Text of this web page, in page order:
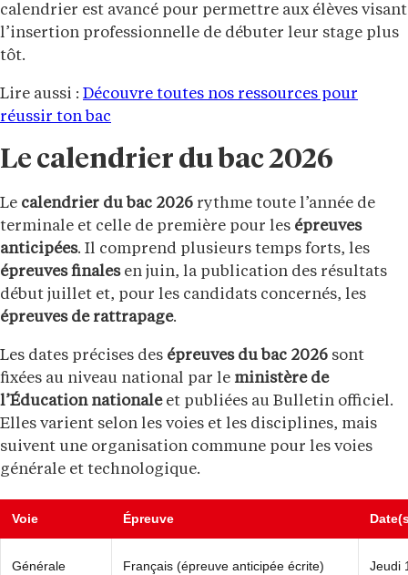
calendrier est avancé pour permettre aux élèves visant
l’insertion professionnelle de débuter leur stage plus
tôt.
Lire aussi : Découvre toutes nos ressources pour
réussir ton bac
Le calendrier du bac 2026
Le calendrier du bac 2026 rythme toute l’année de
terminale et celle de première pour les épreuves
anticipées. Il comprend plusieurs temps forts, les
épreuves finalesen juin, la publication des résultats
début juillet et, pour les candidats concernés, les
épreuves de rattrapage.
Les dates précises des épreuves du bac 2026 sont
fixées au niveau national par le ministère de
l’Éducation nationaleet publiées au Bulletin officiel.
Elles varient selon les voies et les disciplines, mais
suivent une organisation commune pour les voies
générale et technologique.
Voie Épreuve
Générale Français (épreuve anticipée écrite) Jeudi